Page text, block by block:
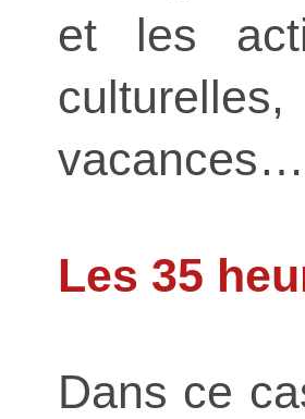
et les
Les 35
Dans ce